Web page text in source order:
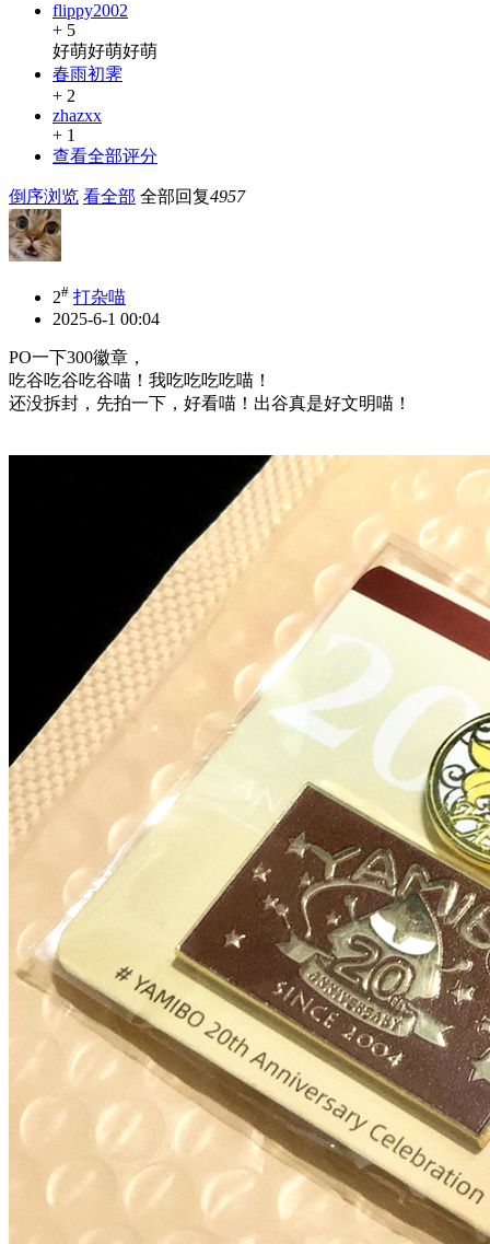
flippy2002
+ 5
好萌好萌好萌
春雨初霁
+ 2
zhazxx
+ 1
查看全部评分
倒序浏览 看全部 全部回复4957
2# 打杂喵
2025-6-1 00:04
PO一下300徽章，
吃谷吃谷吃谷喵！我吃吃吃吃喵！
还没拆封，先拍一下，好看喵！出谷真是好文明喵！